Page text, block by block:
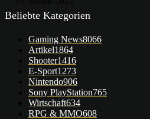
Beliebte Kategorien
Gaming News8066
Artikel1864
Shooter1416
E-Sport1273
Nintendo906
Sony PlayStation765
Wirtschaft634
RPG & MMO608